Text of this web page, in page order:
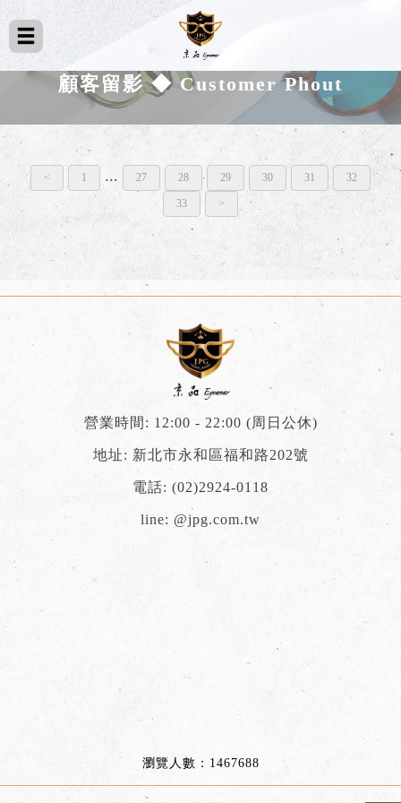
顧客留影 ◆ Customer Phout
< 1 ... 27 28 29 30 31 32
33 >
營業時間: 12:00 - 22:00 (周日公休)
地址: 新北市永和區福和路202號
電話: (02)2924-0118
line: @jpg.com.tw
瀏覽人數：1467688